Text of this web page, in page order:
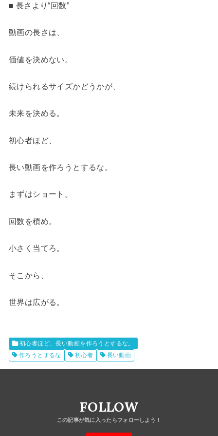
■ 長さより“回数”
動画の長さは、
価値を決めない。
続けられるサイズかどうかが、
未来を決める。
初心者ほど、
長い動画を作ろうとするな。
まずはショート。
回数を積め。
小さく当てろ。
そこから、
世界は広がる。
初心者ほど、長い動画を作ろうとするな。
作ろうとするな
初心者 長い動画
FOLLOW